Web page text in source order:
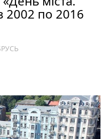
2002 по 2016